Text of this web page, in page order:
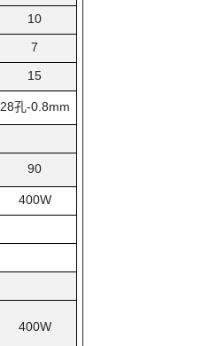
10
7
15
28孔-0.8mm
90
400W
400W